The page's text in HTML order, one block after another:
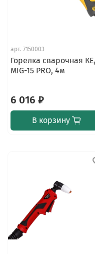
арт. 7150003
Горелка сварочная
MIG-15 PRO, 4м
6 016 ₽
В корзину